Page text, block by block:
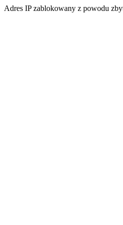
Adres IP zablokowany z powodu